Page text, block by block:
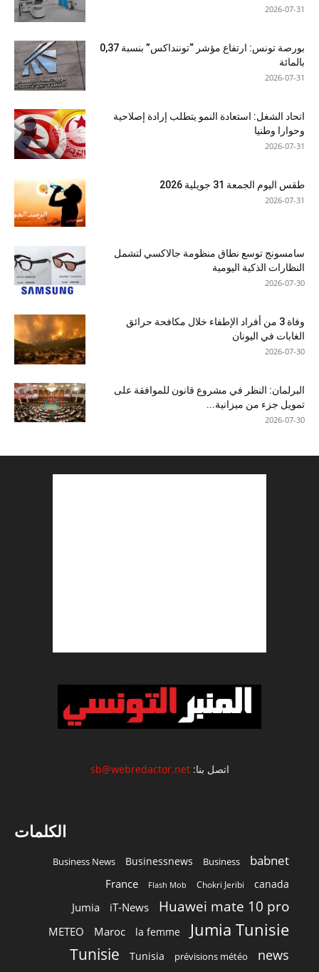
2026-07-31
بورصة تونس: ارتفاع مؤشر “توننداكس” بنسبة 0,37
بالمائة
2026-07-31
اتحاد الشغل: استعادة النمو يتطلب إرادة إصلاحية
وحوارا وطنيا
2026-07-31
طقس اليوم الجمعة 31 جويلية 2026
2026-07-31
سامسونج توسع نطاق منظومة جالاكسي لتشمل
النظارات الذكية اليومية
2026-07-30
وفاة 3 من أفراد الإطفاء خلال مكافحة حرائق
الغابات في اليونان
2026-07-30
البرلمان: النظر في مشروع قانون للموافقة على
تمويل جزء من ميزانية...
2026-07-30
اتصل بنا:sb@webredactor.net
الكلمات
babnet
Business
Businessnews
Business News
canada
Chokri Jeribi
Flash Mob
France
Huawei mate 10 pro
iT-News
Jumia
Jumia Tunisie
la femme
Maroc
METEO
news
prévisions météo
Tunisia
Tunisie